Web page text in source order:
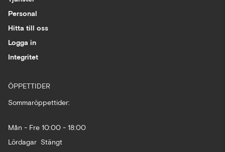
Personal
Hitta till oss
Logga in
Integritet
ÖPPETTIDER
Sommaröppettider:
Mån - Fre 10:00 - 18:00
Lördagar Stängt